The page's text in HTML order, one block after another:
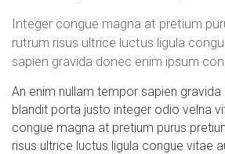
Integer congue magna at pretium
rutrum risus ultrice luctus ligula
sapien gravida donec enim ipsum
An enim nullam tempor sapien
blandit porta justo integer odio velna
congue magna at pretium purus
risus ultrice luctus ligula congue vitae